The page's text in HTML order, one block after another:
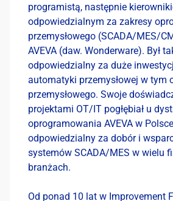
programistą, następnie
odpowiedzialnym za zakresy
przemysłowego (SCADA/MES/
AVEVA (daw. Wonderware). Był
odpowiedzialny za duże
automatyki przemysłowej w tym
przemysłowego. Swoje
projektami OT/IT pogłębiał u
oprogramowania AVEVA w
odpowiedzialny za dobór i
systemów SCADA/MES w wielu
branżach.
Od ponad 10 lat w Improvement